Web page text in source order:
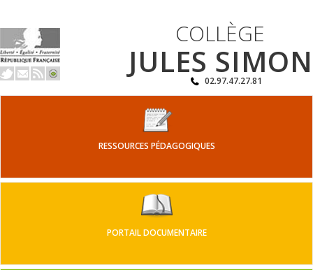
COLLÈGE
JULES SIMON
02.97.47.27.81
RESSOURCES PÉDAGOGIQUES
PORTAIL DOCUMENTAIRE